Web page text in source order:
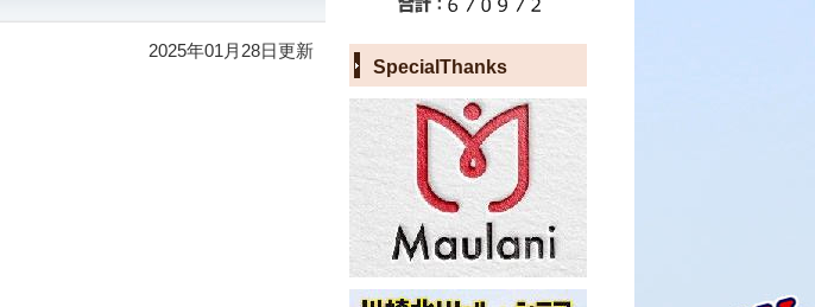
SpecialThanks
2025年01月28日更新